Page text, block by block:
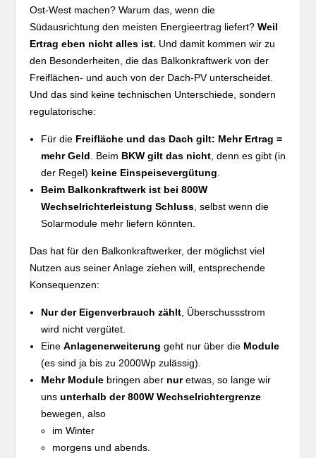
Ost-West machen? Warum das, wenn die
Südausrichtung den meisten Energieertrag liefert?Weil
Ertrag eben nicht alles ist. Und damit kommen wir zu
den Besonderheiten, die das Balkonkraftwerk von der
Freiflächen- und auch von der Dach-PV unterscheidet.
Und das sind keine technischen Unterschiede, sondern
regulatorische:
Für die Freifläche und das Dach gilt: Mehr Ertrag =
mehr Geld . Beim BKW gilt das nicht , denn es gibt (in
der Regel) keine Einspeisevergütung
Beim Balkonkraftwerk ist bei 800W
Wechselrichterleistung Schluss , selbst wenn die
Solarmodule mehr liefern könnten.
Das hat für den Balkonkraftwerker, der möglichst viel
Nutzen aus seiner Anlage ziehen will, entsprechende
Konsequenzen:
Nur der Eigenverbrauch zählt , Überschussstrom
wird nicht vergütet.
EineAnlagenerweiterung geht nur über die Module
(es sind ja bis zu 2000Wp zulässig).
Mehr Module bringen aber nuretwas, so lange wir
unsunterhalb der 800W Wechselrichtergrenze
bewegen, also
im Winter
morgens und abends.